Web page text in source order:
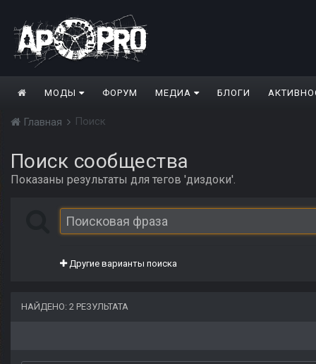
МОДЫ ФОРУМ МЕДИА БЛОГИ
Главная Поиск
Поиск сообщества
Показаны результаты для тегов 'диздоки'.
Другие варианты поиска
НАЙДЕНО: 2 РЕЗУЛЬТАТА